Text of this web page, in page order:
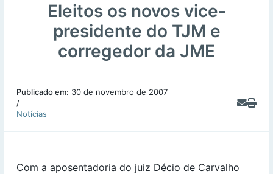
Eleitos os novos vice-
presidente do TJM e
corregedor da JME
Publicado em: 30 de novembro de 2007
/
Notícias
Com a aposentadoria do juiz Décio de Carvalho